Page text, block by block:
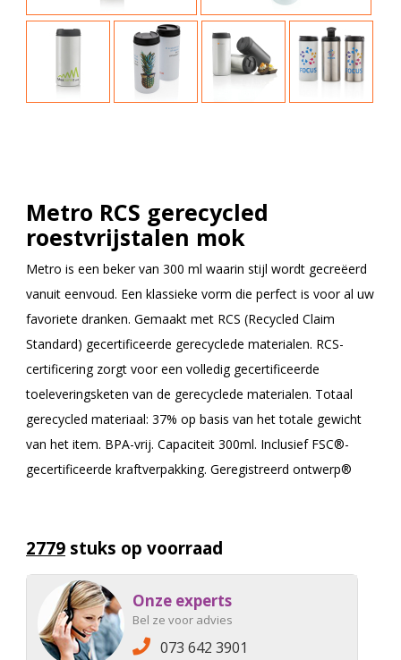
Metro RCS gerecycled
roestvrijstalen mok
Metro is een beker van 300 ml waarin stijl wordt gecreëerd
vanuit eenvoud. Een klassieke vorm die perfect is voor al uw
favoriete dranken. Gemaakt met RCS (Recycled Claim
Standard) gecertificeerde gerecyclede materialen. RCS-
certificering zorgt voor een volledig gecertificeerde
toeleveringsketen van de gerecyclede materialen. Totaal
gerecycled materiaal: 37% op basis van het totale gewicht
van het item. BPA-vrij. Capaciteit 300ml. Inclusief FSC®-
gecertificeerde kraftverpakking. Geregistreerd ontwerp®
2779 stuks op voorraad
Onze experts
Bel ze voor advies
073 642 3901